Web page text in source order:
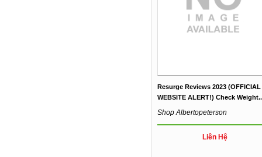
Resurge Reviews 2023 (OFFICIAL
WEBSITE ALERT!) Check
Shop Albertopeterson
Liên Hệ